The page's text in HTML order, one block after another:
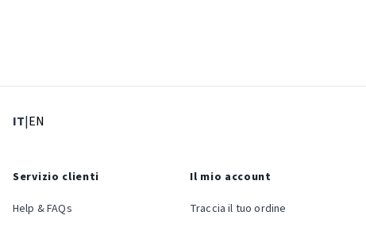
IT: Lingua corrente
|EN
Servizio clienti
Help & FAQs
Il mio account
Traccia il tuo ordine